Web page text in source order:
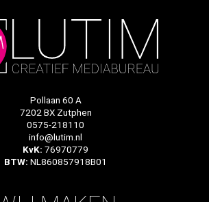
Pollaan 60 A
7202 BX Zutphen
0575-218110
info@lutim.nl
KvK: 76970779
BTW: NL860857918B01